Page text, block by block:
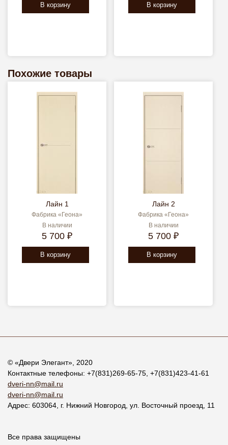
В корзину В корзину
Похожие товары
Лайн 1
Фабрика «Геона»
В наличии
5 700 ₽
В корзину
Лайн 2
Фабрика «Геона»
В наличии
5 700 ₽
В корзину
© «Двери Элегант», 2020
Контактные телефоны: +7(831)269-65-75 +7(831)423-41-61
dveri-nn@mail.ru
dveri-nn@mail.ru
Адрес: 603064 , г. Нижний Новгород ул. Восточный проезд, 11
Все права защищены